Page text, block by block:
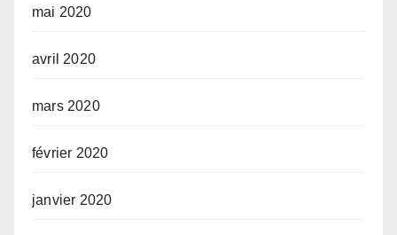
mai 2020
avril 2020
mars 2020
février 2020
janvier 2020